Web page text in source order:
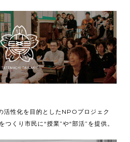
性化を目的としたNPOプロジェク
つくり市民に“授業”や“部活”を提供。